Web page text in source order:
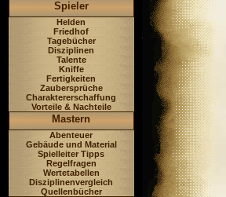
Spieler
Helden
Friedhof
Tagebücher
Disziplinen
Talente
Kniffe
Fertigkeiten
Zaubersprüche
Charaktererschaffung
Vorteile & Nachteile
Mastern
Abenteuer
Gebäude und Material
Spielleiter Tipps
Regelfragen
Wertetabellen
Disziplinenvergleich
Quellenbücher